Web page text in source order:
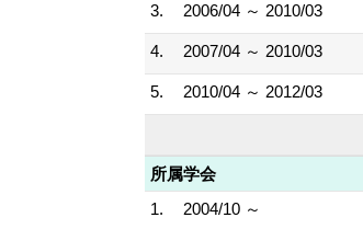
3. 2006/04 ～ 2010/03
4. 2007/04 ～ 2010/03
5. 2010/04 ～ 2012/03
所属学会
1.
2004/10 ～